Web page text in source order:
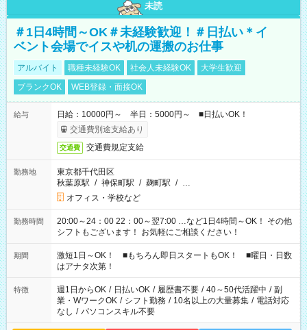
未読
＃1日4時間～OK＃未経験歓迎！＃日払い＊イ
ベント会場でイスや机の運搬のお仕事
アルバイト 職種未経験OK 社会人未経験OK
大学生歓迎
ブランクOK
WEB登録・面接OK
給与
日給：10000円～ 半日：5000円～ ■日払いOK！
交通費別途支給あり
交通費 交通費規定支給
勤務地
東京都千代田区
秋葉原駅 / 神保町駅 / 麹町駅 / …
オフィス・学校など
勤務時間
20:00～24：00 22：00～翌7:00 …など1日4時間～OK！ その他
シフトもございます！ お気軽にご相談ください！
期間
激短1日～OK！ ■もちろん即日スタートもOK！ ■曜日・日数
はアナタ次第！
特徴 週1日からOK / 日払いOK / 履歴書不要 / 40～50代活躍中 / 副
業・WワークOK / シフト勤務 / 10名以上の大量募集 / 電話対応
なし / パソコンスキル不要